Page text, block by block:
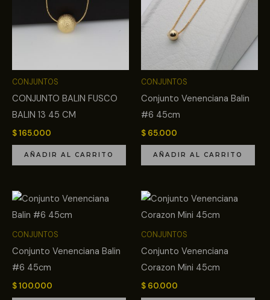
CONJUNTOS
CONJUNTO BALIN FUSCO
BALIN 13 45 CM
$165.000
AÑADIR AL CARRITO
CONJUNTOS
Conjunto Venenciana Balin
#6 45cm
$ 65.000
AÑADIR AL CARRITO
CONJUNTOS
Conjunto Venenciana Balin
#6 45cm
$100.000
CONJUNTOS
Conjunto Venenciana
Corazon Mini 45cm
$ 60.000